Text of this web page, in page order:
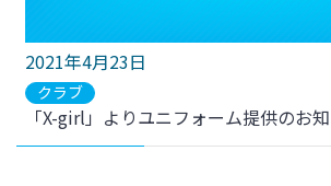
2021年4月23日
クラブ
「X-girl」よりユニフォーム提供のお